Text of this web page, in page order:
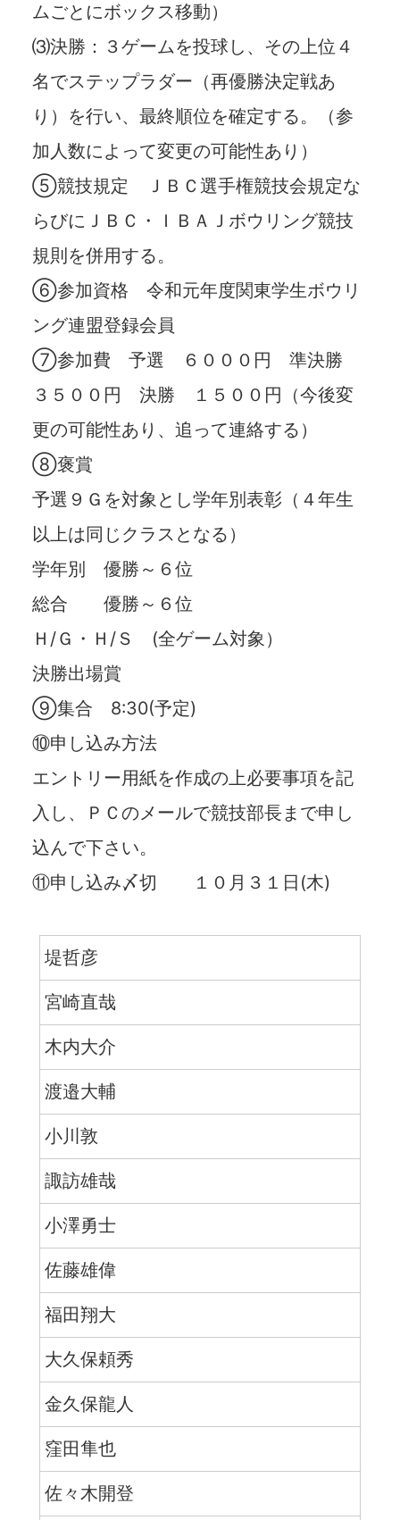
ムごとにボックス移動）
⑶決勝：３ゲームを投球し、その上位４
名でステップラダー（再優勝決定戦あ
り）を行い、最終順位を確定する。（参
加人数によって変更の可能性あり）
⑤競技規定 ＪＢＣ選手権競技会規定な
らびにＪＢＣ・ＩＢＡＪボウリング競技
規則を併用する。
⑥参加資格 令和元年度関東学生ボウリ
ング連盟登録会員
⑦参加費 予選 ６０００円 準決勝
３５００円 決勝 １５００円（今後変
更の可能性あり、追って連絡する）
⑧褒賞
予選９Ｇを対象とし学年別表彰（４年生
以上は同じクラスとなる）
学年別 優勝～６位
総合 優勝～６位
Ｈ/Ｇ・Ｈ/Ｓ (全ゲーム対象）
決勝出場賞
⑨集合 8:30(予定)
⑩申し込み方法
エントリー用紙を作成の上必要事項を記
入し、ＰＣのメールで競技部長まで申し
込んで下さい。
⑪申し込み〆切 １０月３１日(木)
堤哲彦
宮崎直哉
木内大介
渡邉大輔
小川敦
諏訪雄哉
小澤勇士
佐藤雄偉
福田翔大
大久保頼秀
金久保龍人
窪田隼也
佐々木開登